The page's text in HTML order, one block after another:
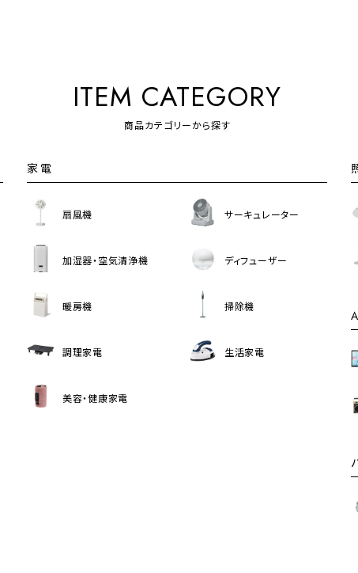
ITEM CATEGORY
商品カテゴリーから探す
家電
扇風機 サーキュレーター
加湿器・空気清浄機 ディフューザー
暖房機 掃除機
調理家電 生活家電
美容・健康家電